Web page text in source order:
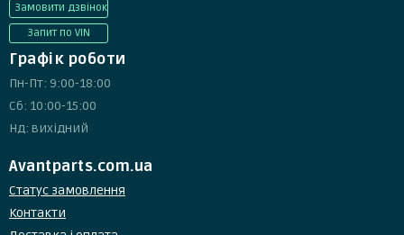
Замовити дзвінок
Запит по VIN
Графік роботи
Пн-Пт: 9:00-18:00
Сб: 10:00-15:00
Нд: вихідний
Avantparts.com.ua
Статус замовлення
Контакти